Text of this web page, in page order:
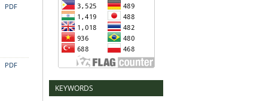
KEYWORDS
PDF
PDF